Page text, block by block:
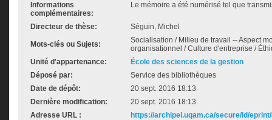
Informations
complémentaires:
Le mémoire a été numérisé tel que
Directeur de thèse: Séguin, Michel
Mots-clés ou Sujets:
Socialisation / Milieu de travail -- Aspect
organisationnel / Culture d'entreprise /
Unité d'appartenance:
École des sciences de la gestion
Déposé par:
Service des bibliothèques
Date de dépôt:
20 sept. 2016 18:13
Dernière modification:
20 sept. 2016 18:13
Adresse URL :
https://archipel.uqam.ca/secure/id/